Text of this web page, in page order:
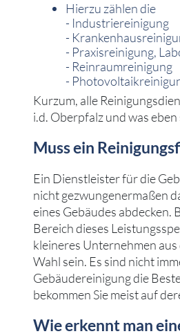
Hierzu zählen die
- Industriereinigung
-
- Praxisreinigung,
- Reinraumreinigung
-
Kurzum, alle
i.d. Oberpfalz und was
Muss ein
Ein Dienstleister für die
nicht gezwungenermaßen
eines Gebäudes abdecken.
Bereich dieses
kleineres Unternehmen
Wahl sein. Es sind nicht
Gebäudereinigung die
bekommen Sie meist auf
Wie erkennt man